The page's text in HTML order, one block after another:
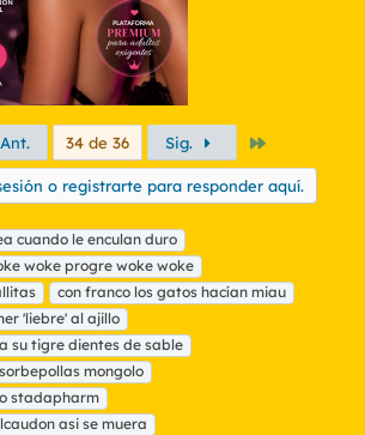
Ant. 34 de 36 Sig.
o registrarte para responder aquí.
cuando le enculan duro
woke progre woke woke
con franco los gatos hacían miau
'liebre' al ajillo
su tigre dientes de sable
mongolo
stadapharm
asi se muera